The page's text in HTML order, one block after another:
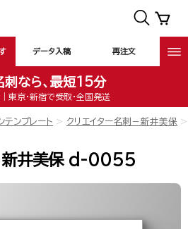
データ入稿 再注文
刺なら、最短15分
東京・新宿で受取・全国発送
テンプレート
クリエイター名刺－新井美保
新井美保 d-0055